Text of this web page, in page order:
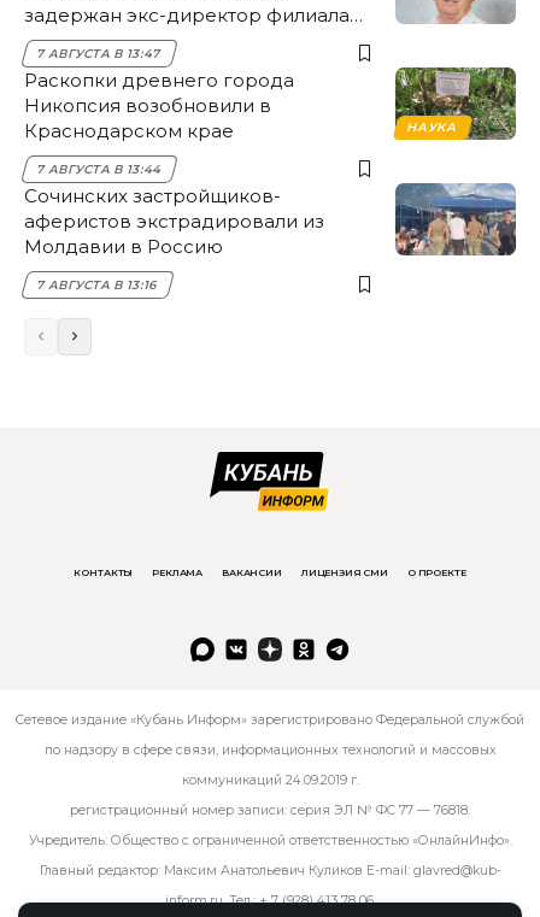
задержан экс-директор филиала
НЭСК Крымска
7 АВГУСТА В 13:47
НАУКА
Раскопки древнего города
Никопсия возобновили в
Краснодарском крае
7 АВГУСТА В 13:44
Сочинских застройщиков-
аферистов экстрадировали из
Молдавии в Россию
7 АВГУСТА В 13:16
КОНТАКТЫ РЕКЛАМА ВАКАНСИИ ЛИЦЕНЗИЯ СМИ О ПРОЕКТЕ
Сетевое издание «Кубань Информ» зарегистрировано Федеральной службой
по надзору в сфере связи, информационных технологий и массовых
коммуникаций 24.09.2019 г.
регистрационный номер записи: серия ЭЛ № ФС 77 — 76818.
Учредитель: Общество с ограниченной ответственностью «ОнлайнИнфо».
Главный редактор: Максим Анатольевич Куликов E-mail: glavred@kub-
inform.ru. Тел.:+ 7 (928) 413 78 06.